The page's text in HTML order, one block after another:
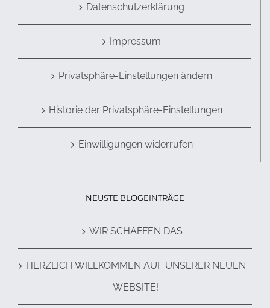
Datenschutzerklärung
Impressum
Privatsphäre-Einstellungen ändern
Historie der Privatsphäre-Einstellungen
Einwilligungen widerrufen
NEUSTE BLOGEINTRÄGE
WIR SCHAFFEN DAS
HERZLICH WILLKOMMEN AUF UNSERER NEUEN
WEBSITE!